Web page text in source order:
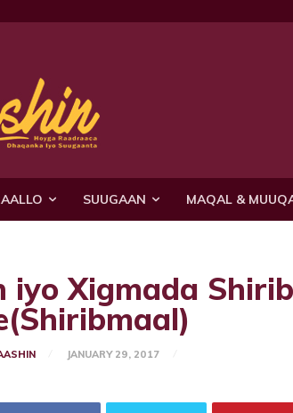
SUUGAAN MAQAL &
iyo Xigmada
JANUARY 29, 2017